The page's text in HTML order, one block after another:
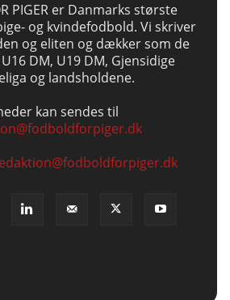
PIGER er Danmarks største
og kvindefodbold. Vi skriver
og eliten og dækker som de
DM, U19 DM, Gjensidige
og landsholdene.
kan sendes til